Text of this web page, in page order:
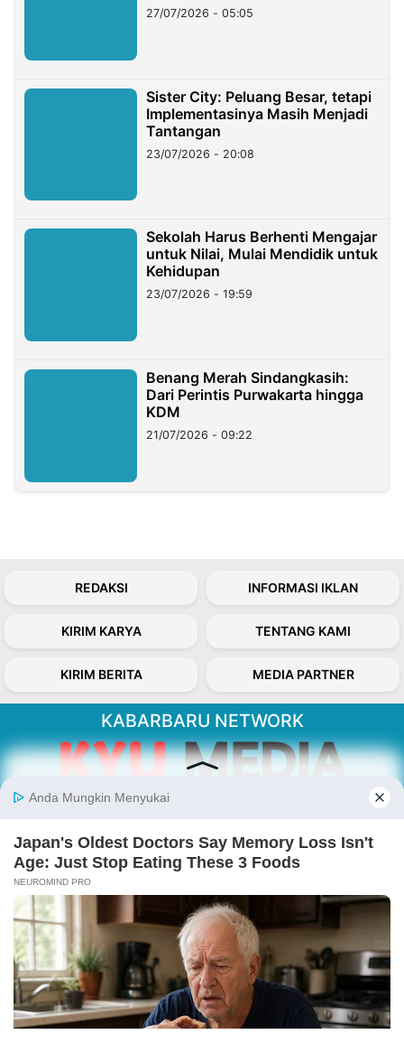
27/07/2026 - 05:05
Sister City: Peluang Besar, tetapi
Implementasinya Masih Menjadi
Tantangan
23/07/2026 - 20:08
Sekolah Harus Berhenti Mengajar
untuk Nilai, Mulai Mendidik untuk
Kehidupan
23/07/2026 - 19:59
Benang Merah Sindangkasih:
Dari Perintis Purwakarta hingga
KDM
21/07/2026 - 09:22
REDAKSI INFORMASI IKLAN
KIRIM KARYA TENTANG KAMI
KIRIM BERITA MEDIA PARTNER
KABARBARU NETWORK
Kabarbaru.co menyajikan berita aktual dan
inspiratif dari sudut pandang berbaik sangka
Follow Kabarbaru